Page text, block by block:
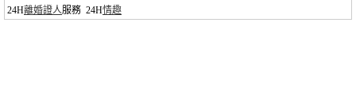
24H離婚證人服務 24H情趣